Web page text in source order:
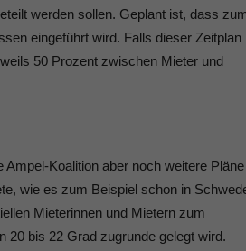
werden sollen. Geplant ist, dass
eingeführt wird. Falls dieser Zeitplan
50 Prozent zwischen Mieter und
Koalition aber noch weitere Pläne
wie es zum Beispiel schon in
Mieterinnen und Mietern zum
20 bis 22 Grad zugrunde gelegt wird.